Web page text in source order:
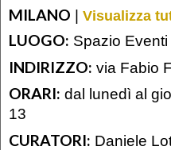
MILANO | Visualizza
LUOGO: Spazio
INDIRIZZO: via Fabio
ORARI: dal lunedì al
13
CURATORI: Daniele